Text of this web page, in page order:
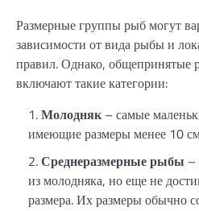
Размерные группы рыб могут
зависимости от вида рыбы и
правил. Однако, общепринятые
включают такие категории:
Молодняк – самые
имеющие размеры менее 10
Среднеразмерные рыбы –
из молодняка, но еще не
размера. Их размеры обычно